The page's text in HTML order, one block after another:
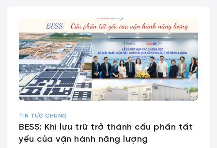
TIN TỨC CHUNG
BESS: Khi lưu trữ trở thành cấu phần tất
yếu của vận hành năng lượng